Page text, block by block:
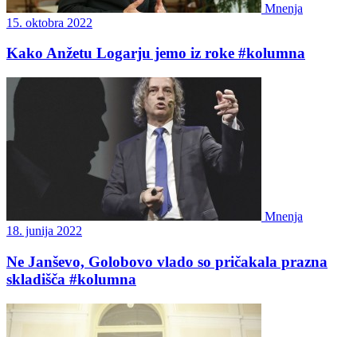
Mnenja
15. oktobra 2022
Kako Anžetu Logarju jemo iz roke #kolumna
Mnenja
18. junija 2022
Ne Janševo, Golobovo vlado so pričakala prazna
skladišča #kolumna